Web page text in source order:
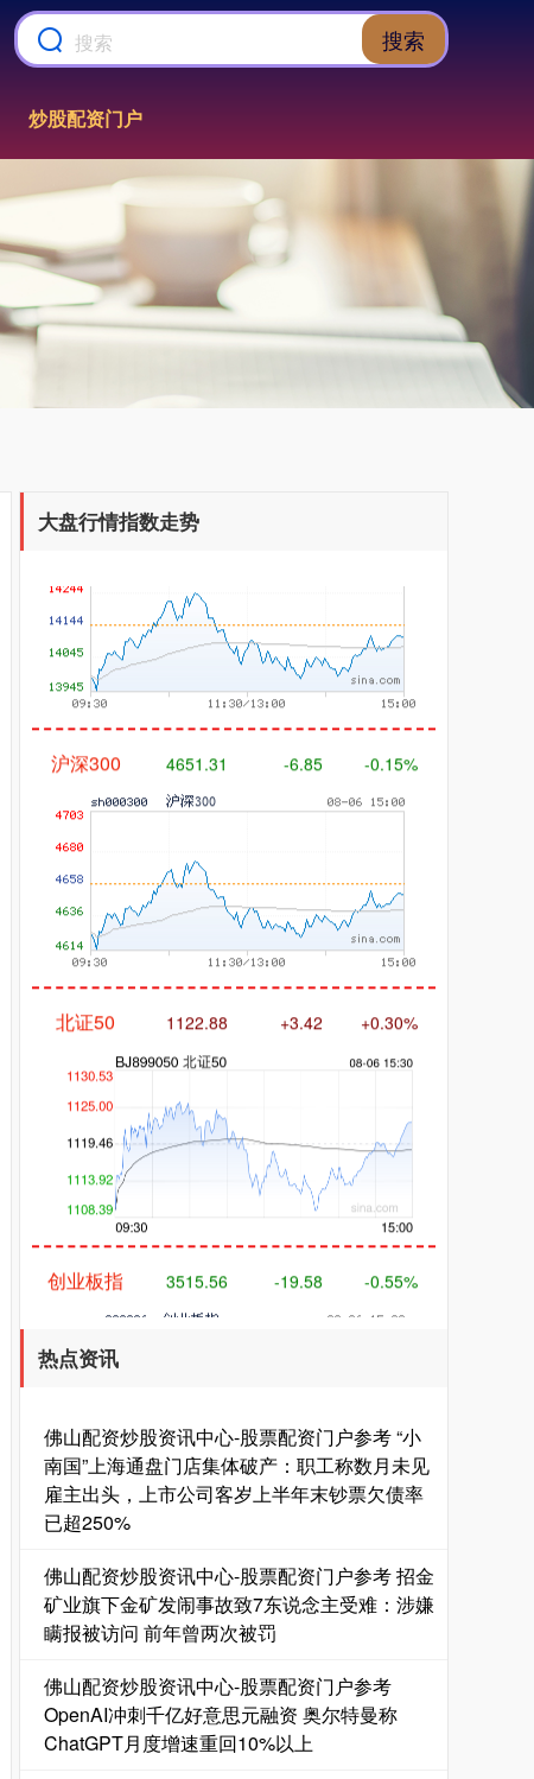
搜索
炒股配资门户
大盘行情指数走势
3900.35
沪深300 4651.31 -6.85 -0.15%
北证50 1122.88 +3.42 +0.30%
创业板指 3515.56 -19.58 -0.55%
基金指数 7229.80 -1.63 -0.02%
热点资讯
佛山配资炒股资讯中心-股票配资门户参考 “小
南国”上海通盘门店集体破产：职工称数月未见
雇主出头，上市公司客岁上半年末钞票欠债率
已超250%
佛山配资炒股资讯中心-股票配资门户参考 招金
矿业旗下金矿发闹事故致7东说念主受难：涉嫌
瞒报被访问 前年曾两次被罚
佛山配资炒股资讯中心-股票配资门户参考
OpenAI冲刺千亿好意思元融资 奥尔特曼称
ChatGPT月度增速重回10%以上